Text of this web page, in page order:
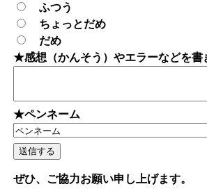
ふつう
ちょっとだめ
だめ
★感想（かんそう）やエラーなどを書
★ペンネーム
ぜひ、ご協力お願い申し上げます。